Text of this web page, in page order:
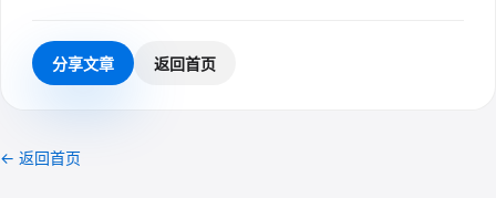
分享文章 返回首页
← 返回首页